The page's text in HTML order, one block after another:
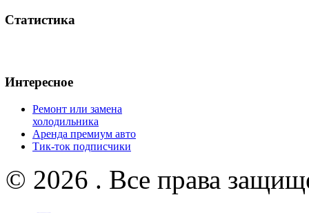
Статистика
Интересное
Ремонт или замена
холодильника
Аренда премиум авто
Тик-ток подписчики
© 2026 . Все права